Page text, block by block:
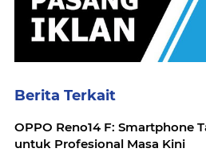
Berita Terkait
OPPO Reno14 F: Smartphone
untuk Profesional Masa Kini